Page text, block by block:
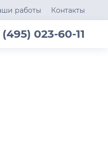
работы Контакты
(495) 023-60-11